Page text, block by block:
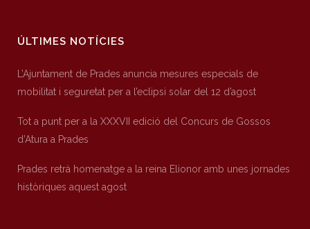
ÚLTIMES NOTÍCIES
L’Ajuntament de Prades anuncia mesures especials de
mobilitat i seguretat per a l’eclipsi solar del 12 d’agost
Tot a punt per a la XXXVII edició del Concurs de Gossos
d’Atura a Prades
Prades retrà homenatge a la reina Elionor amb unes jornades
històriques aquest agost